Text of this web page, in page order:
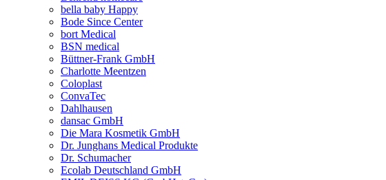
bella baby Happy
Bode Since Center
bort Medical
BSN medical
Büttner-Frank GmbH
Charlotte Meentzen
Coloplast
ConvaTec
Dahlhausen
dansac GmbH
Die Mara Kosmetik GmbH
Dr. Junghans Medical Produkte
Dr. Schumacher
Ecolab Deutschland GmbH